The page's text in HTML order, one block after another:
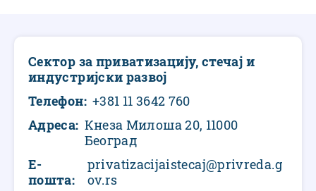
Сектор за приватизацију, стечај и
индустријски развој
Телефон +381 11 3642 760
Адреса Кнеза Милоша 20, 11000
Београд
Е-
пошта
privatizacijaistecaj@privreda.g
ov.rs